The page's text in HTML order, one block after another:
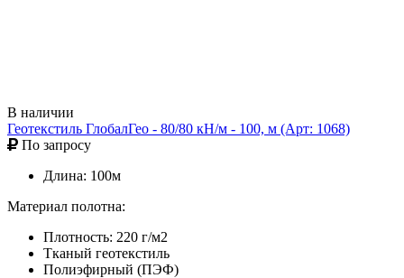
В наличии
Геотекстиль ГлобалГео - 80/80 кН/м - 100, м (Арт: 1068)
По запросу
Длина: 100м
Материал полотна:
Плотность: 220 г/м2
Тканый геотекстиль
Полиэфирный (ПЭФ)